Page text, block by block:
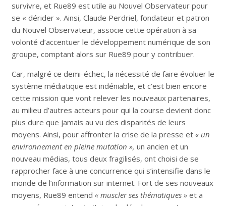
survivre, et Rue89 est utile au Nouvel Observateur pour
se « dérider ». Ainsi, Claude Perdriel, fondateur et patron
du Nouvel Observateur, associe cette opération à sa
volonté d’accentuer le développement numérique de son
groupe, comptant alors sur Rue89 pour y contribuer.
Car, malgré ce demi-échec, la nécessité de faire évoluer le
système médiatique est indéniable, et c’est bien encore
cette mission que vont relever les nouveaux partenaires,
au milieu d’autres acteurs pour qui la course devient donc
plus dure que jamais au vu des disparités de leurs
moyens. Ainsi, pour affronter la crise de la presse et « un
environnement en pleine mutation », un ancien et un
nouveau médias, tous deux fragilisés, ont choisi de se
rapprocher face à une concurrence qui s’intensifie dans le
monde de l’information sur internet. Fort de ses nouveaux
moyens, Rue89 entend « muscler ses thématiques »et a